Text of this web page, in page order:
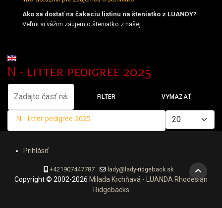
Ako sa dostať na čakaciu listinu na šteniatko z LUANDY?
Veľmi si vážim záujem o šteniatko z našej...
Vyberte váš jazyk
N - litter pedigree 2025
FILTER VYMAZAŤ
Zobrazené položky
N - litter pedigree 2025
Prihlásiť
+421907447787 lady@lady-ridgeback.sk
Copyright © 2002-2026 Milada Krchňavá - LUANDA Rhodesian
Ridgebacks